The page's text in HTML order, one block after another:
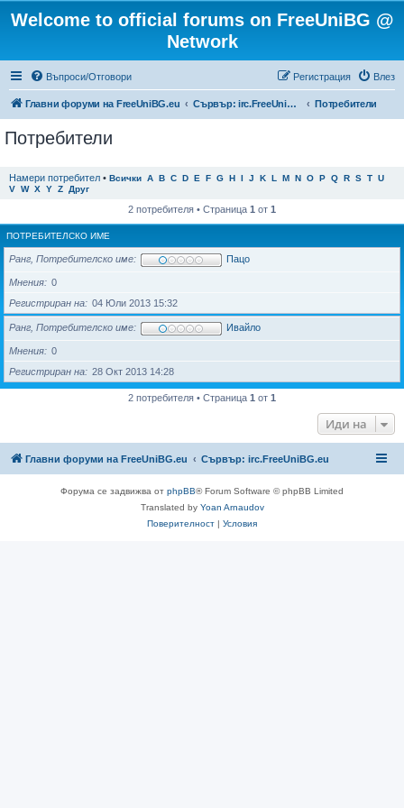
Welcome to official forums on FreeUniBG @
Network
Въпроси/Отговори Влез
Регистрация
Главни форуми на FreeUniBG.eu Сървър: irc.FreeUniBG.eu Потребители
Потребители
Намери потребител • Всички A B C D E F G H I J K L M N O P Q R S T U
V W X Y Z Друг
2 потребителя • Страница 1 от 1
ПОТРЕБИТЕЛСКО ИМЕ
Ранг, Потребителско име Пацо
Мнения
0
Регистриран на
04 Юли 2013 15:32
Ранг, Потребителско име Ивайло
Мнения
0
Регистриран на
28 Окт 2013 14:28
2 потребителя • Страница 1 от 1
Иди на
Главни форуми на FreeUniBG.eu Сървър: irc.FreeUniBG.eu
Форума се задвижва от phpBB® Forum Software © phpBB Limited
Translated by Yoan Arnaudov
Поверителност | Условия